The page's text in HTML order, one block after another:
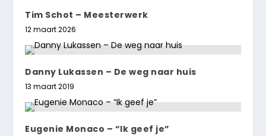
Tim Schot – Meesterwerk
12 maart 2026
Danny Lukassen – De weg naar huis
13 maart 2019
Eugenie Monaco – “Ik geef je”